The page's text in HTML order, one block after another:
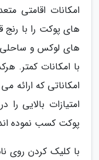
امکانات اقامتی
های پوکت را با
های لوکس و ساحلی
با امکانات کمتر.
امکاناتی که ارائه
امتیازات بالایی
پوکت کسب نموده
با کلیک کردن روی